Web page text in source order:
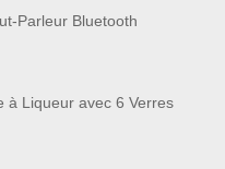
Parleur Bluetooth
à Liqueur avec 6 Verres